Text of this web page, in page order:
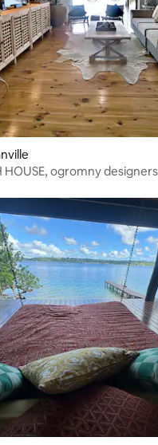
ogromny designerski